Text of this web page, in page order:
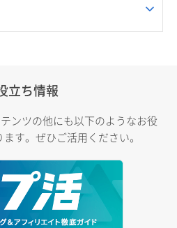
立ち情報
ンツの他にも以下のようなお役
す。ぜひご活用ください。